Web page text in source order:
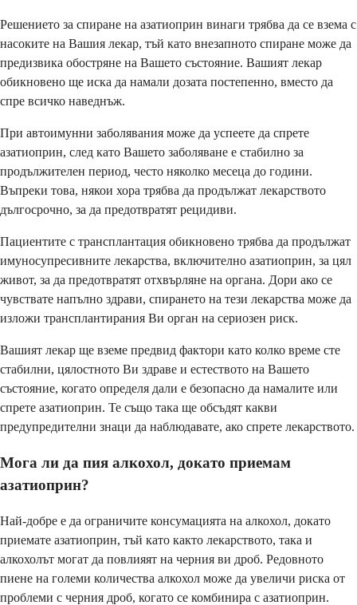
Решението за спиране на азатиоприн винаги трябва да се взема с
насоките на Вашия лекар, тъй като внезапното спиране може да
предизвика обостряне на Вашето състояние. Вашият лекар
обикновено ще иска да намали дозата постепенно, вместо да
спре всичко наведнъж.
При автоимунни заболявания може да успеете да спрете
азатиоприн, след като Вашето заболяване е стабилно за
продължителен период, често няколко месеца до години.
Въпреки това, някои хора трябва да продължат лекарството
дългосрочно, за да предотвратят рецидиви.
Пациентите с трансплантация обикновено трябва да продължат
имуносупресивните лекарства, включително азатиоприн, за цял
живот, за да предотвратят отхвърляне на органа. Дори ако се
чувствате напълно здрави, спирането на тези лекарства може да
изложи трансплантирания Ви орган на сериозен риск.
Вашият лекар ще вземе предвид фактори като колко време сте
стабилни, цялостното Ви здраве и естеството на Вашето
състояние, когато определя дали е безопасно да намалите или
спрете азатиоприн. Те също така ще обсъдят какви
предупредителни знаци да наблюдавате, ако спрете лекарството.
Мога ли да пия алкохол, докато приемам
азатиоприн?
Най-добре е да ограничите консумацията на алкохол, докато
приемате азатиоприн, тъй като както лекарството, така и
алкохолът могат да повлияят на черния ви дроб. Редовното
пиене на големи количества алкохол може да увеличи риска от
проблеми с черния дроб, когато се комбинира с азатиоприн.